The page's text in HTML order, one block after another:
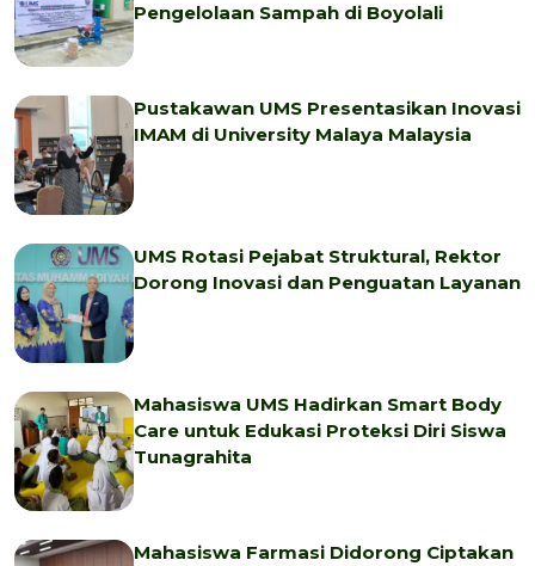
Pengelolaan Sampah di Boyolali
Pustakawan UMS Presentasikan Inovasi
IMAM di University Malaya Malaysia
UMS Rotasi Pejabat Struktural, Rektor
Dorong Inovasi dan Penguatan Layanan
Mahasiswa UMS Hadirkan Smart Body
Care untuk Edukasi Proteksi Diri Siswa
Tunagrahita
Mahasiswa Farmasi Didorong Ciptakan